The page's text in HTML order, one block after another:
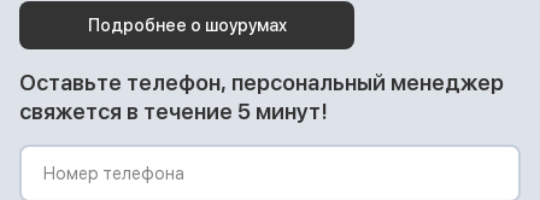
Подробнее о шоурумах
Оставьте телефон, персональный менеджер
свяжется в течение 5 минут!